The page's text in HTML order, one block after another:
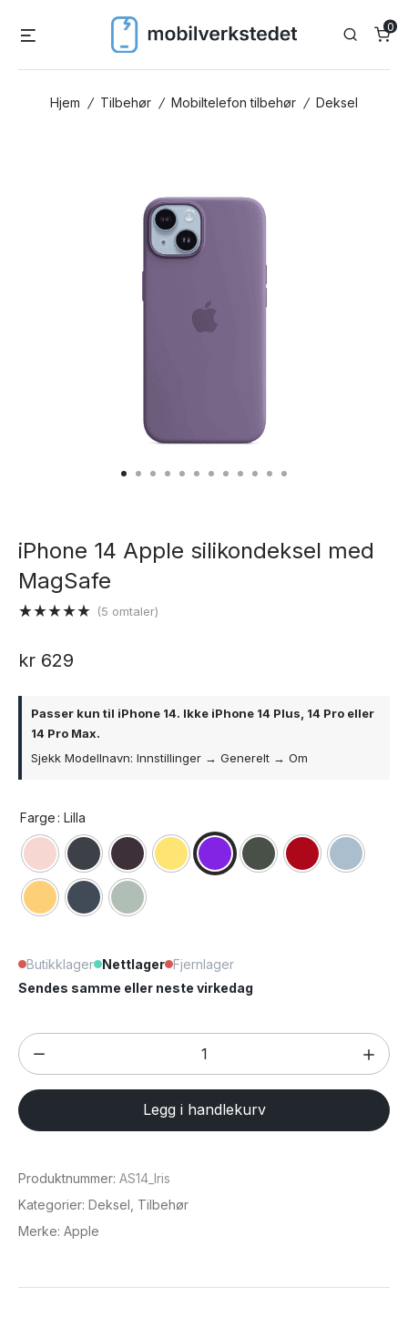
Search
0
Hjem / Tilbehør / Mobiltelefon tilbehør / Deksel
iPhone 14 Apple silikondeksel med
MagSafe
basert på
(5 omtaler)
kr 629
Passer kun til iPhone 14. Ikke iPhone 14 Plus, 14 Pro eller
14 Pro Max.
Sjekk Modellnavn: Innstillinger → Generelt → Om
Farge : Lilla
Butikklager Nettlager Fjernlager
Sendes samme eller neste virkedag
iPhone
14
Apple
silikondeksel
MagSafe
antall
Legg i handlekurv
Produktnummer: AS14_Iris
Kategorier: Deksel Tilbehør
Merke: Apple